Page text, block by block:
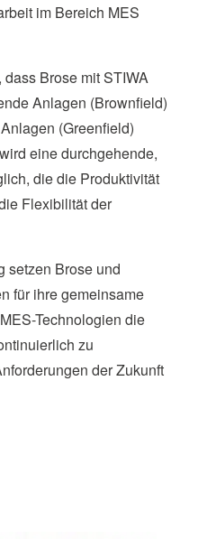
im Bereich MES
Brose mit STIWA
Anlagen (Brownfield)
(Greenfield)
eine durchgehende,
die die Produktivität
Flexibilität der
setzen Brose und
für ihre gemeinsame
Technologien die
zu
der Zukunft